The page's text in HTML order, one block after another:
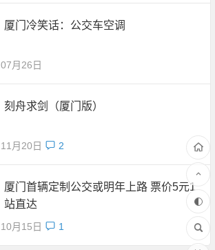
厦门冷笑话：公交车空调
07月26日
刻舟求剑（厦门版）
11月20日 2
厦门首辆定制公交或明年上路 票价5元1
站直达
10月15日 1